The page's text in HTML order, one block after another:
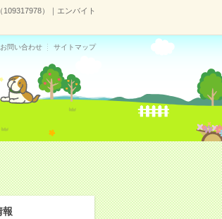
）｜エンバイト
問い合わせ サイトマップ
報